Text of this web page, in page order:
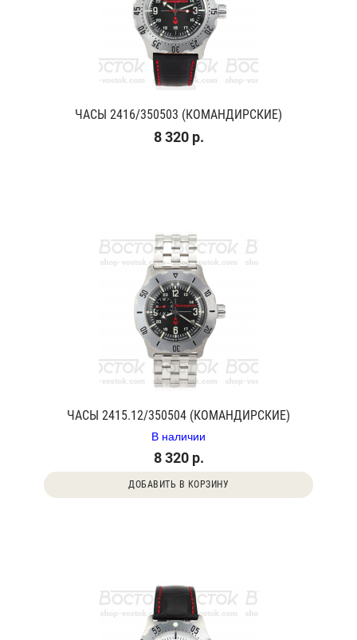
ЧАСЫ 2416/350503 (КОМАНДИРСКИЕ)
8 320 р.
ЧАСЫ 2415.12/350504 (КОМАНДИРСКИЕ)
В наличии
8 320 р.
ДОБАВИТЬ В КОРЗИНУ